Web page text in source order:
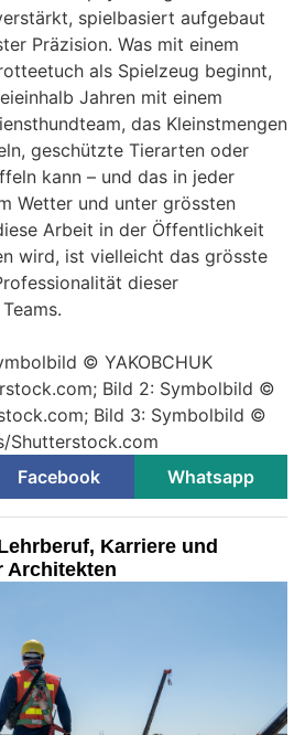
spielbasiert aufgebaut
Präzision. Was mit einem
als Spielzeug beginnt,
Jahren mit einem
das Kleinstmengen
geschützte Tierarten oder
kann – und das in jeder
Wetter und unter grössten
Arbeit in der Öffentlichkeit
wird, ist vielleicht das grösste
dieser
© YAKOBCHUK
Bild 2: Symbolbild ©
Bild 3: Symbolbild ©
Shutterstock.com
Facebook Whatsapp
Karriere und
Architekten